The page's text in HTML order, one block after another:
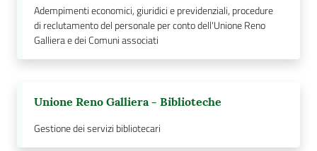
Adempimenti economici, giuridici e previdenziali, procedure
di reclutamento del personale per conto dell'Unione Reno
Galliera e dei Comuni associati
Unione Reno Galliera - Biblioteche
Gestione dei servizi bibliotecari